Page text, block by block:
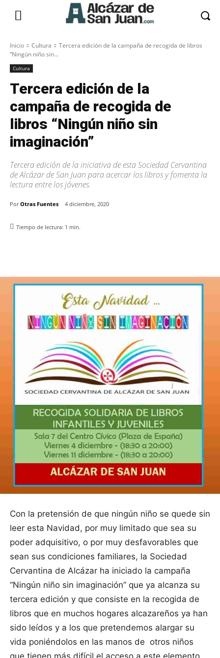
Inicio Cultura
Tercera edición de la campaña de recogida de libros
“Ningún niño sin...
Cultura
Tercera edición de la
campaña de recogida de
libros “Ningún niño sin
imaginación”
Tercera edición de la iniciativa de esta Sociedad Cervantina
de Alcázar de San Juan para acercar los libros y fomenta la
lectura entre los jóvenes.
Por Otras Fuentes 4 diciembre, 2020
Tiempo de lectura: 1 min.
Con la pretensión de que ningún niño se quede sin
leer esta Navidad, por muy limitado que sea su
poder adquisitivo, o por muy desfavorables que
sean sus condiciones familiares, la Sociedad
Cervantina de Alcázar ha iniciado la campaña
“Ningún niño sin imaginación” que ya alcanza su
tercera edición y que consiste en la recogida de
libros que en muchos hogares alcazareños ya han
sido leídos y a los que pretendemos alargar su
vida poniéndolos en las manos de otros niños
que tienen más difícil el acceso a este elemento